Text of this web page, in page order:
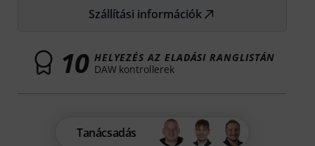
Szállítási információk
10 HELYEZÉS AZ ELADÁSI RANGLISTÁN
DAW kontrollerek
Tanácsadás